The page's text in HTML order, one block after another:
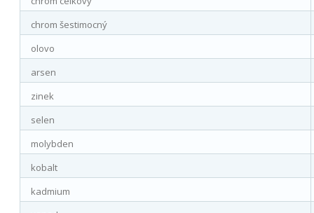
chrom šestimocný
olovo
arsen
zinek
selen
molybden
kobalt
kadmium